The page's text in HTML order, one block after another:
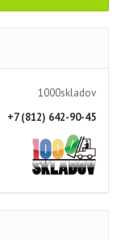
1000skladov
+7 (812) 642-90-45